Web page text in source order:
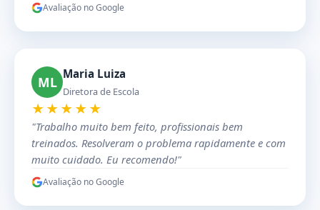
Avaliação no Google
ML Maria Luiza
Diretora de Escola
★★★★★
"Trabalho muito bem feito, profissionais bem
treinados. Resolveram o problema rapidamente e com
muito cuidado. Eu recomendo!"
Avaliação no Google